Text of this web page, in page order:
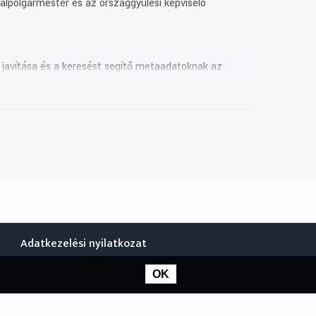
és a keresést segítő metaadatoknak az
Adatkezelési nyilatkozat
OK